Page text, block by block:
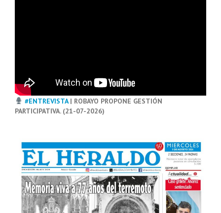
#ENTREVISTA| ROBAYO PROPONE GESTIÓN
PARTICIPATIVA. (21-07-2026)